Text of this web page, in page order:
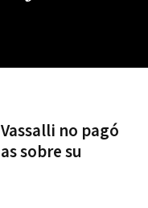
no pagó
sobre su